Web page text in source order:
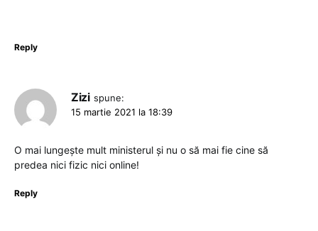
Reply
Zizi spune:
15 martie 2021 la 18:39
O mai lungește mult ministerul și nu o să mai fie cine să
predea nici fizic nici online!
Reply